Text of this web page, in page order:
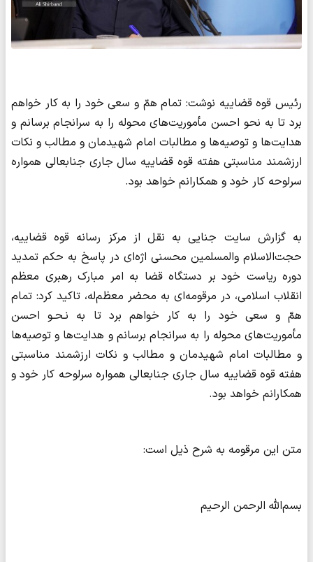
رئیس قوه قضاییه نوشت: تمام همّ و سعی خود را به کار خواهم
برد تا به نحو احسن مأموریت‌های محوله را به سرانجام برسانم و
هدایت‌ها و توصیه‌ها و مطالبات امام شهیدمان و مطالب و نکات
ارزشمند مناسبتی هفته قوه قضاییه سال جاری جنابعالی همواره
سرلوحه کار خود و همکارانم خواهد بود.
به گزارش سایت جنایی به نقل از مرکز رسانه قوه قضاییه،
حجت‌الاسلام والمسلمین محسنی اژه‌ای در پاسخ به حکم تمدید
دوره ریاست خود بر دستگاه قضا به امر مبارک رهبری معظم
انقلاب اسلامی، در مرقومه‌ای به محضر معظم‌له، تاکید کرد: تمام
همّ و سعی خود را به کار خواهم برد تا به نـحـو احسن
مأموریت‌های محوله را به سرانجام برسانم و هدایت‌ها و توصیه‌ها
و مطالبات امام شهیدمان و مطالب و نکات ارزشمند مناسبتی
هفته قوه قضاییه سال جاری جنابعالی همواره سرلوحه کار خود و
همکارانم خواهد بود.
متن این مرقومه به شرح ذیل است:
بسم‌الله الرحمن الرحیم